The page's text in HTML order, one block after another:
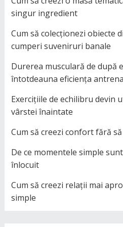
singur ingredient
Cum să colecționezi obiecte
cumperi suveniruri banale
Durerea musculară de după
întotdeauna eficiența
Exercițiile de echilibru devin
vârstei înaintate
Cum să creezi confort fără
De ce momentele simple
înlocuit
Cum să creezi relații mai
simple